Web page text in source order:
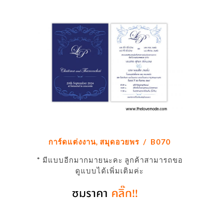
การ์ดแต่งงาน, สมุดอวยพร / B070
* มีแบบอีกมากมายนะคะ ลูกค้าสามารถขอ
ดูแบบได้เพิ่มเติมค่ะ